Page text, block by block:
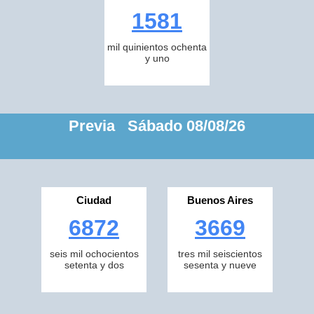
1581
mil quinientos ochenta
y uno
Previa Sábado 08/08/26
Ciudad
6872
seis mil ochocientos
setenta y dos
Buenos Aires
3669
tres mil seiscientos
sesenta y nueve